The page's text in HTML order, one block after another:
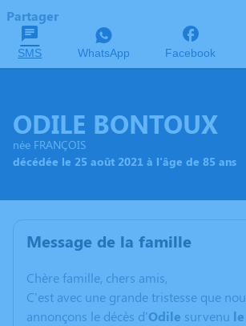
Partager
SMS WhatsApp Facebook
ODILE BONTOUX
née FRANÇOIS
décédée le 25 août 2021 à l'âge de 85 ans
Message de la famille
Chère famille, chers amis,
C'est avec une grande tristesse que
annonçons le décès d'Odile survenu